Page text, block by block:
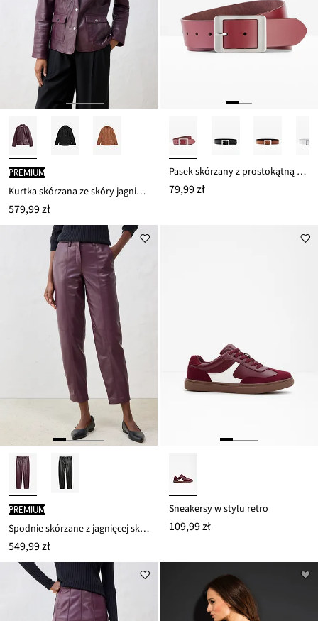
PREMIUM
Kurtka skórzana ze skóry jagnięcej nappa
579,99 zł
Pasek skórzany z prostokątną klamrą
79,99 zł
PREMIUM
Spodnie skórzane z jagnięcej skóry nappa
549,99 zł
Sneakersy w stylu retro
109,99 zł